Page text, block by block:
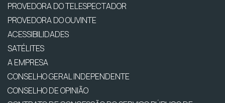
PROVEDORA DO TELESPECTADOR
PROVEDORA DO OUVINTE
ACESSIBILIDADES
SATÉLITES
A EMPRESA
CONSELHO GERAL INDEPENDENTE
CONSELHO DE OPINIÃO